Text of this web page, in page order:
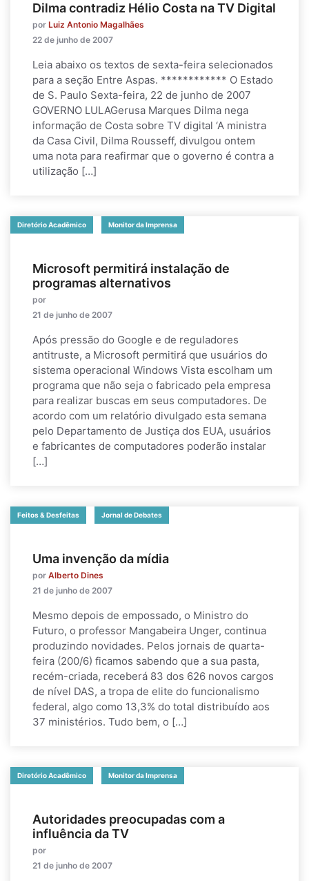
Dilma contradiz Hélio Costa na TV Digital
por Luiz Antonio Magalhães
22 de junho de 2007
Leia abaixo os textos de sexta-feira selecionados
para a seção Entre Aspas. ************ O Estado
de S. Paulo Sexta-feira, 22 de junho de 2007
GOVERNO LULAGerusa Marques Dilma nega
informação de Costa sobre TV digital ‘A ministra
da Casa Civil, Dilma Rousseff, divulgou ontem
uma nota para reafirmar que o governo é contra a
utilização […]
Diretório Acadêmico Monitor da Imprensa
Microsoft permitirá instalação de
programas alternativos
por
21 de junho de 2007
Após pressão do Google e de reguladores
antitruste, a Microsoft permitirá que usuários do
sistema operacional Windows Vista escolham um
programa que não seja o fabricado pela empresa
para realizar buscas em seus computadores. De
acordo com um relatório divulgado esta semana
pelo Departamento de Justiça dos EUA, usuários
e fabricantes de computadores poderão instalar
[…]
Feitos & Desfeitas Jornal de Debates
Uma invenção da mídia
por Alberto Dines
21 de junho de 2007
Mesmo depois de empossado, o Ministro do
Futuro, o professor Mangabeira Unger, continua
produzindo novidades. Pelos jornais de quarta-
feira (200/6) ficamos sabendo que a sua pasta,
recém-criada, receberá 83 dos 626 novos cargos
de nível DAS, a tropa de elite do funcionalismo
federal, algo como 13,3% do total distribuído aos
37 ministérios. Tudo bem, o […]
Diretório Acadêmico Monitor da Imprensa
Autoridades preocupadas com a
influência da TV
por
21 de junho de 2007